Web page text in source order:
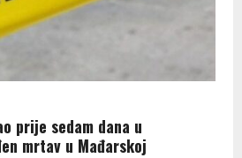
prije sedam dana u
mrtav u Mađarskoj